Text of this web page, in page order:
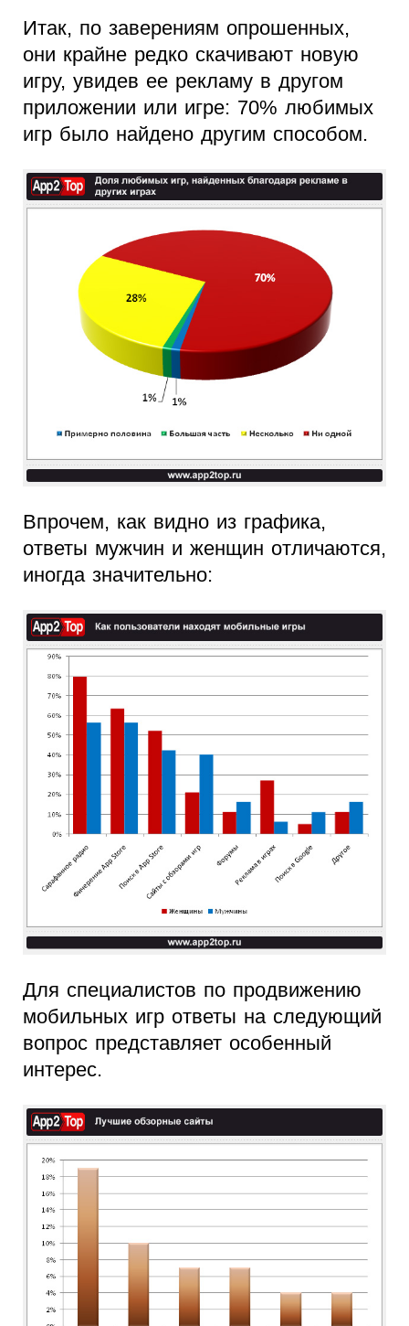
Итак, по заверениям опрошенных,
они крайне редко скачивают новую
игру, увидев ее рекламу в другом
приложении или игре: 70% любимых
игр было найдено другим способом.
Впрочем, как видно из графика,
ответы мужчин и женщин отличаются,
иногда значительно:
Для специалистов по продвижению
мобильных игр ответы на следующий
вопрос представляет особенный
интерес.